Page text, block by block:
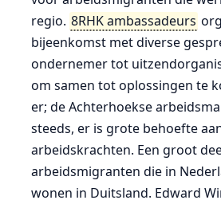
regio. 8RHK ambassadeurs
bijeenkomst met diverse
ondernemer tot
om samen tot oplossingen te
er; de Achterhoekse
steeds, er is grote behoefte
arbeidskrachten. Een groot
arbeidsmigranten die in
wonen in Duitsland. Edward